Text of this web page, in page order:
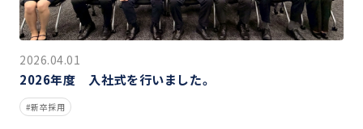
2026.04.01
2026年度 入社式を行いました。
新卒採用